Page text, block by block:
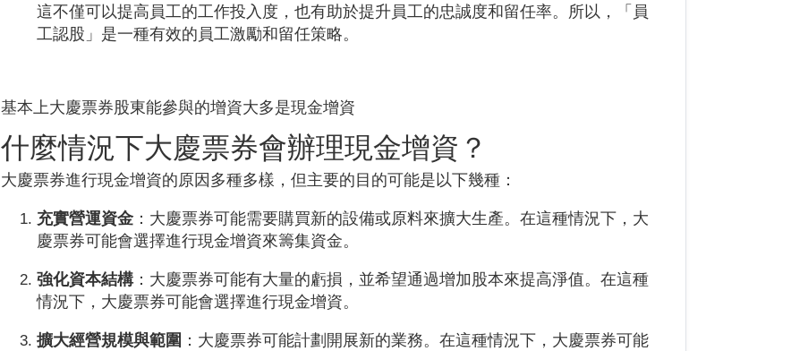
這不僅可以提高員工的工作投入度，也有助於提升員工的忠誠度和留任率。所以，「員
工認股」是一種有效的員工激勵和留任策略。
基本上大慶票券股東能參與的增資大多是現金增資
什麼情況下大慶票券會辦理現金增資？
大慶票券進行現金增資的原因多種多樣，但主要的目的可能是以下幾種：
充實營運資金 ：大慶票券可能需要購買新的設備或原料來擴大生產。在這種情況下，大
慶票券可能會選擇進行現金增資來籌集資金。
強化資本結構：大慶票券可能有大量的虧損，並希望通過增加股本來提高淨值。在這種
情況下，大慶票券可能會選擇進行現金增資。
擴大經營規模與範圍 ：大慶票券可能計劃開展新的業務。在這種情況下，大慶票券可能